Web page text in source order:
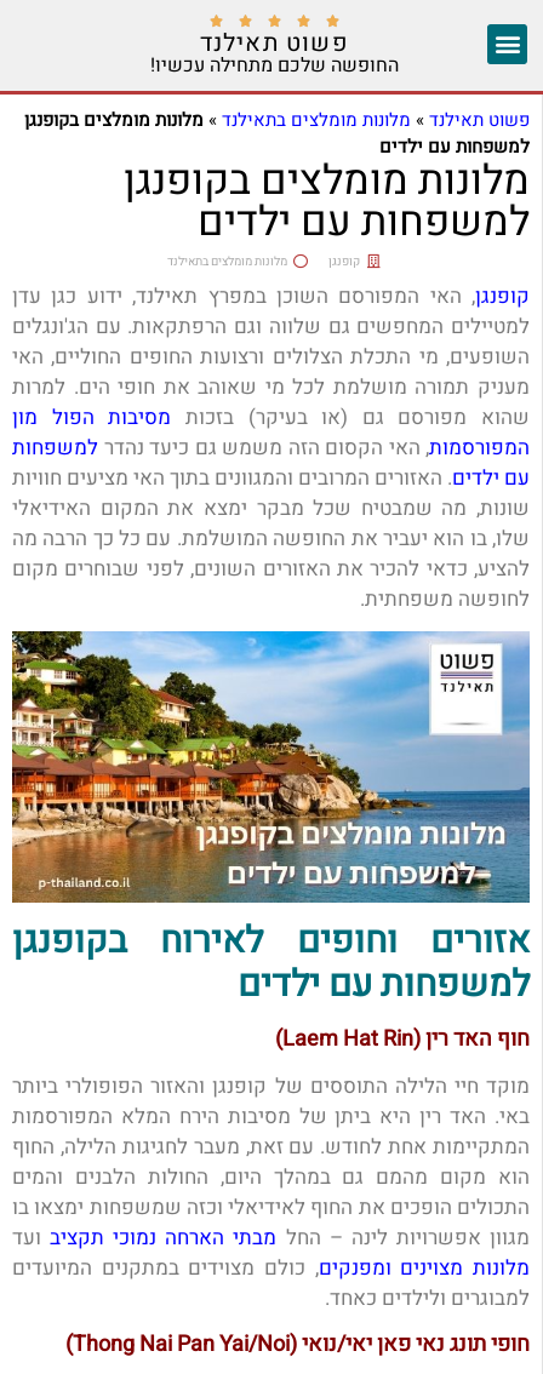





פשוט תאילנד
החופשה שלכם מתחילה עכשיו!
פשוט תאילנד» מלונות מומלצים בתאילנד» מלונות מומלצים בקופנגן
למשפחות עם ילדים
מלונות מומלצים בקופנגן
למשפחות עם ילדים
קופנגן מלונות מומלצים בתאילנד
קופנגן, האי המפורסם השוכן במפרץ תאילנד, ידוע כגן עדן
למטיילים המחפשים גם שלווה וגם הרפתקאות. עם הג'ונגלים
השופעים, מי התכלת הצלולים ורצועות החופים החוליים, האי
מעניק תמורה מושלמת לכל מי שאוהב את חופי הים. למרות
שהוא מפורסם גם (או בעיקר) בזכות מסיבות הפול מון
המפורסמות, האי הקסום הזה משמש גם כיעד נהדר למשפחות
עם ילדים. האזורים המרובים והמגוונים בתוך האי מציעים חוויות
שונות, מה שמבטיח שכל מבקר ימצא את המקום האידיאלי
שלו, בו הוא יעביר את החופשה המושלמת. עם כל כך הרבה מה
להציע, כדאי להכיר את האזורים השונים, לפני שבוחרים מקום
לחופשה משפחתית.
אזורים וחופים לאירוח בקופנגן
למשפחות עם ילדים
חוף האד רין (Laem Hat Rin)
מוקד חיי הלילה התוססים של קופנגן והאזור הפופולרי ביותר
באי. האד רין היא ביתן של מסיבות הירח המלא המפורסמות
המתקיימות אחת לחודש. עם זאת, מעבר לחגיגות הלילה, החוף
הוא מקום מהמם גם במהלך היום, החולות הלבנים והמים
התכולים הופכים את החוף לאידיאלי וכזה שמשפחות ימצאו בו
מגוון אפשרויות לינה – החל מבתי הארחה נמוכי תקציבועד
מלונות מצוינים ומפנקים, כולם מצוידים במתקנים המיועדים
למבוגרים ולילדים כאחד.
חופי תונג נאי פאן יאי/נואי (Thong Nai Pan Yai/Noi)